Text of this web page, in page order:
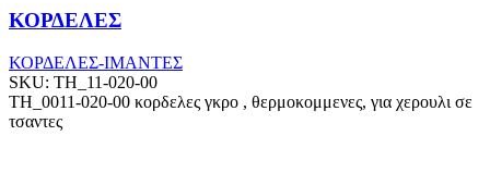
ΚΟΡΔΕΛΕΣ
ΚΟΡΔΕΛΕΣ-ΙΜΑΝΤΕΣ
SKU: TH_11-020-00
ΤΗ_0011-020-00 κορδελες γκρο , θερμοκομμενες, για χερουλι σε
τσαντες